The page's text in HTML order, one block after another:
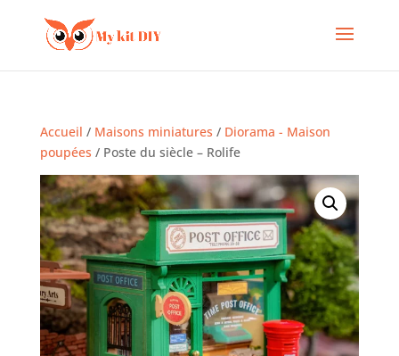
Accueil / Maisons miniatures / Diorama - Maison
poupées / Poste du siècle – Rolife